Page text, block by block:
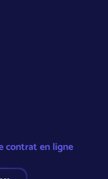
contrat en ligne